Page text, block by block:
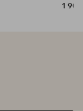
1 900